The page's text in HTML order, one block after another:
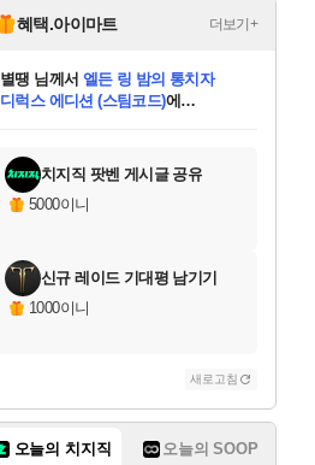
혜택.아이마트 더보기+
교환.
별땡 님께서 엘든 링 밤의 통치자
디럭스 에디션 (스팀코드)에
당첨되셨습니다.
당첨되셨습니다.
당첨되셨습니다.
당첨되셨습니다.
당첨되셨습니다.
당첨되셨습니다.
에디션 (스팀코드)를 교환.
당첨되셨습니다.
치지직 팟벤 게시글 공유
5000이니
신규 레이드 기대평 남기기
1000이니
새로고침
오늘의 치지직 오늘의 SOOP